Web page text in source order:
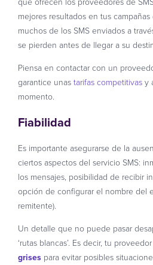
mejores resultados en tus
muchos de los SMS enviados a
se pierden antes de llegar a su
Piensa en contactar con un
garantice unastarifas competitivasy
momento.
Fiabilidad
Es importante asegurarse de la
ciertos aspectos del servicio SMS:
los mensajes, posibilidad de recibir
opción de configurar el nombre del
remitente).
Un detalle que no puede pasar
‘rutas blancas’. Es decir, tu proveedor
grises para evitar posibles